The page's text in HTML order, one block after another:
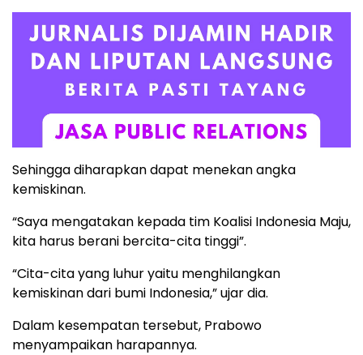
Sehingga diharapkan dapat menekan angka
kemiskinan.
“Saya mengatakan kepada tim Koalisi Indonesia Maju,
kita harus berani bercita-cita tinggi”.
“Cita-cita yang luhur yaitu menghilangkan
kemiskinan dari bumi Indonesia,” ujar dia.
Dalam kesempatan tersebut, Prabowo
menyampaikan harapannya.